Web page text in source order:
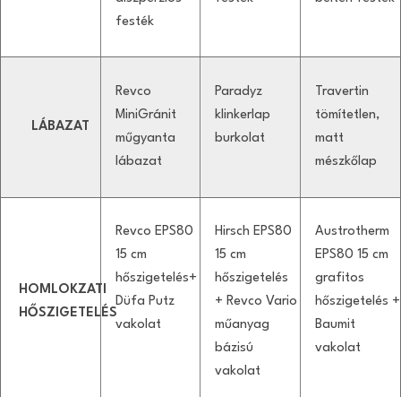
festék
LÁBAZAT
Revco
MiniGránit
műgyanta
lábazat
Paradyz
klinkerlap
burkolat
Travertin
tömítetlen,
matt
mészkőlap
HOMLOKZATI
HŐSZIGETELÉS
Revco EPS80
15 cm
hőszigetelés+
Düfa Putz
vakolat
Hirsch EPS80
15 cm
hőszigetelés
+ Revco Vario
műanyag
bázisú
vakolat
Austrotherm
EPS80 15 cm
grafitos
hőszigetelés +
Baumit
vakolat